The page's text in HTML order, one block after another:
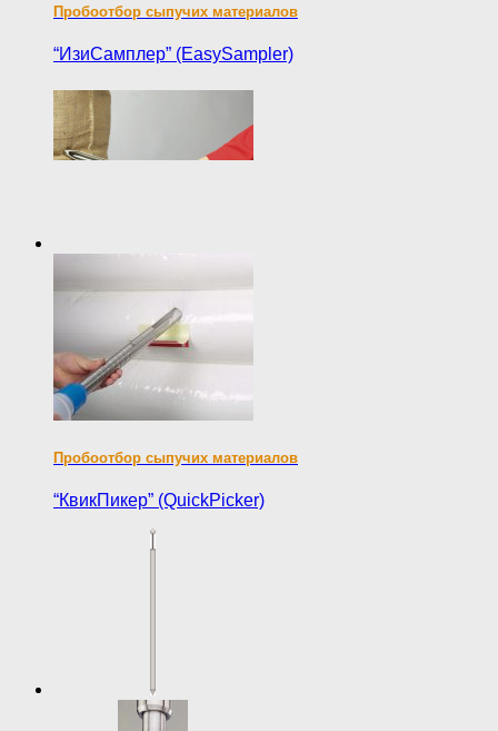
Пробоотбор сыпучих материалов
“ИзиСамплер” (EasySampler)
Пробоотбор сыпучих материалов
“КвикПикер” (QuickPicker)